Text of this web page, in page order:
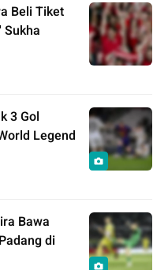
Beli Tiket
3 Gol
Legend
Bawa
di